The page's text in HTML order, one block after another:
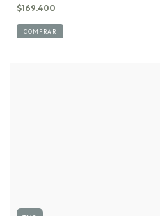
$169.400
COMPRAR